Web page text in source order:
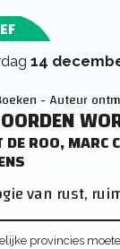
14
- Auteur
DE ROO, MARC
van rust,
provincies